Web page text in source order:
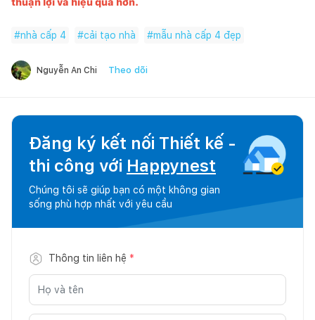
#nhà cấp 4 #cải tạo nhà #mẫu nhà cấp 4 đẹp
Nguyễn An Chi Theo dõi
Đăng ký kết nối Thiết kế -
thi công với Happynest
Chúng tôi sẽ giúp bạn có một không gian
sống phù hợp nhất với yêu cầu
Thông tin liên hệ *